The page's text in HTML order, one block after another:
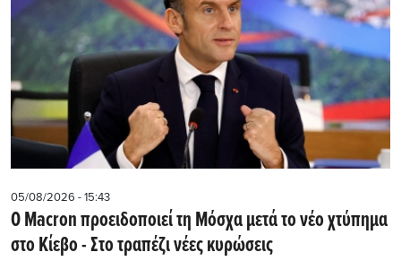
05/08/2026 - 15:43
Ο Macron προειδοποιεί τη Μόσχα μετά το νέο χτύπημα
στο Κίεβο - Στο τραπέζι νέες κυρώσεις